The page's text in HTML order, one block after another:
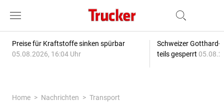
Preise für Kraftstoffe sinken spürbar
05.08.2026, 16:04 Uhr
Schweizer Gotthard-
teils gesperrt
Home Nachrichten
Transport